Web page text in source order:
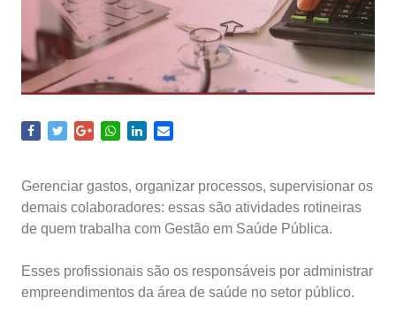
Gerenciar gastos, organizar processos, supervisionar os
demais colaboradores: essas são atividades rotineiras
de quem trabalha com Gestão em Saúde Pública.
Esses profissionais são os responsáveis por administrar
empreendimentos da área de saúde no setor público.